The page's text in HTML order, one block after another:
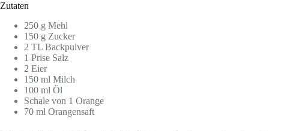
Zutaten
250 g Mehl
150 g Zucker
2 TL Backpulver
1 Prise Salz
2 Eier
150 ml Milch
100 ml Öl
Schale von 1 Orange
70 ml Orangensaft